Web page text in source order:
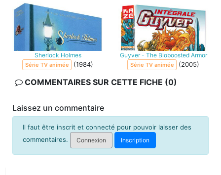
Sherlock Holmes
Série TV animée (1984)
Guyver - The Bioboosted Armor
Série TV animée (2005)
COMMENTAIRES SUR CETTE FICHE (0)
Laissez un commentaire
Il faut être inscrit et connecté pour pouvoir laisser des
commentaires.
Connexion Inscription